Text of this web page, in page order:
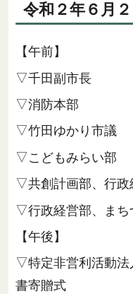
令和２年６月２
【午前】
▽千田副市長
▽消防本部
▽竹田ゆかり市議
▽こどもみらい部
▽共創計画部、行政
▽行政経営部、まち
【午後】
▽特定非営利活動法
書寄贈式